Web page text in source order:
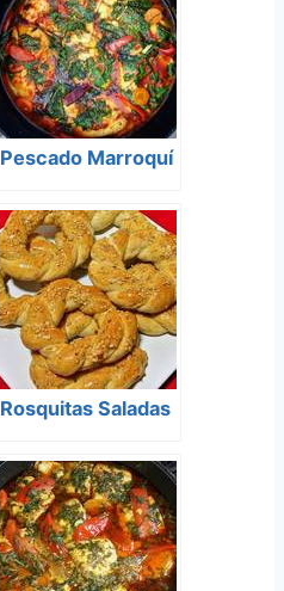
Pescado Marroquí
Rosquitas Saladas